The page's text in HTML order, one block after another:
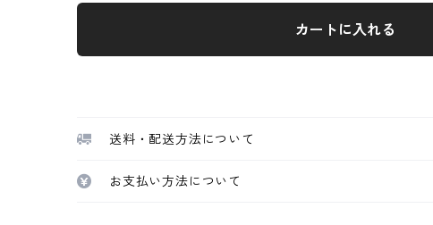
カートに入れる
送料・配送方法について
お支払い方法について